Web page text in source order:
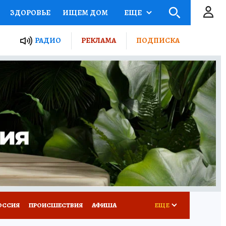
ЗДОРОВЬЕ ИЩЕМ ДОМ
ПРОЕКТЫ РОССИИ
ПУТЕВОДИТЕЛЬ
ТУРИЗМ
ПОТРЕБИТЕЛЯ ВСЕ О КП
ЕЩЕ
РАДИО РЕКЛАМА ПОДПИСКА
ПРОИСШЕСТВИЯ АФИША ЕЩЕ